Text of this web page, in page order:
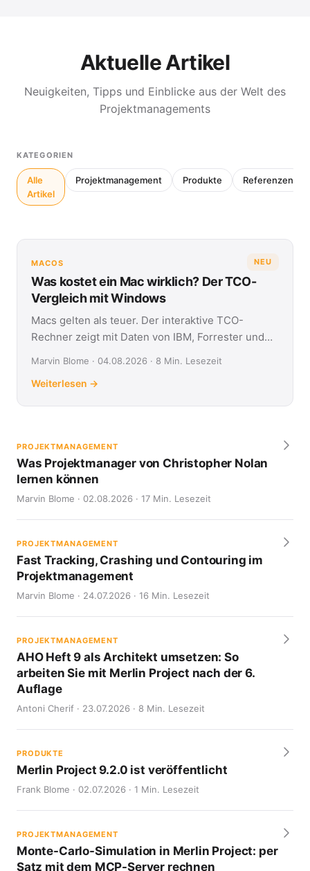
Aktuelle Artikel
Neuigkeiten, Tipps und Einblicke aus der Welt des
Projektmanagements
KATEGORIEN
Alle
Artikel
Projektmanagement Produkte Referenzen
NEU
MACOS
Was kostet ein Mac wirklich? Der TCO-
Vergleich mit Windows
Macs gelten als teuer. Der interaktive TCO-
Rechner zeigt mit Daten von IBM, Forrester und
Marvin Blome · 04.08.2026 · 8 Min. Lesezeit
Weiterlesen →
PROJEKTMANAGEMENT
Was Projektmanager von Christopher Nolan
lernen können
Marvin Blome · 02.08.2026 · 17 Min. Lesezeit
PROJEKTMANAGEMENT
Fast Tracking, Crashing und Contouring im
Projektmanagement
Marvin Blome · 24.07.2026 · 16 Min. Lesezeit
PROJEKTMANAGEMENT
AHO Heft 9 als Architekt umsetzen: So
arbeiten Sie mit Merlin Project nach der 6.
Auflage
Antoni Cherif · 23.07.2026 · 8 Min. Lesezeit
PRODUKTE
Merlin Project 9.2.0 ist veröffentlicht
Frank Blome · 02.07.2026 · 1 Min. Lesezeit
PROJEKTMANAGEMENT
Monte-Carlo-Simulation in Merlin Project: per
Satz mit dem MCP-Server rechnen